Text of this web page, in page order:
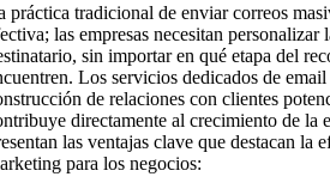
práctica tradicional de enviar correos
las empresas necesitan personalizar
sin importar en qué etapa del
Los servicios dedicados de
de relaciones con clientes
directamente al crecimiento de la
las ventajas clave que destacan la
para los negocios: